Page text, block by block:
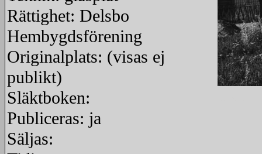
Rättighet: Delsbo
Hembygdsförening
Originalplats: (visas ej
publikt)
Släktboken:
Publiceras: ja
Säljas: